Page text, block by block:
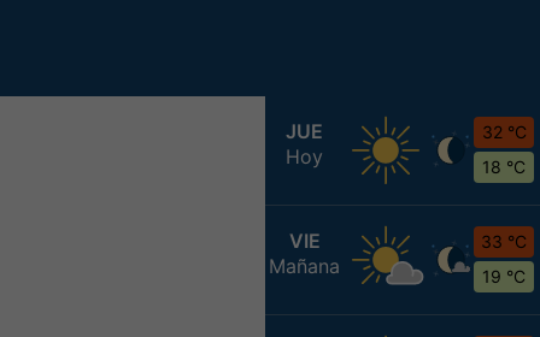
JUE
Hoy
32 °C
18 °C
VIE
Mañana
33 °C
19 °C